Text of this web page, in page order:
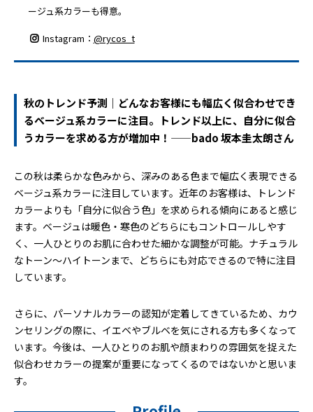
ージュ系カラーも得意。
Instagram： @rycos_t
秋のトレンド予測｜どんなお客様にも幅広く似合わせでき
るベージュ系カラーに注目。トレンド以上に、自分に似合
うカラーを求める方が増加中！——bado 坂本圭太朗さん
この秋は柔らかな色みから、深みのある色まで幅広く表現できる
ベージュ系カラーに注目しています。近年のお客様は、トレンド
カラーよりも「自分に似合う色」を求められる傾向にあると感じ
ます。ベージュは暖色・寒色のどちらにもコントロールしやす
く、一人ひとりのお肌に合わせた細かな調整が可能。ナチュラル
なトーン〜ハイトーンまで、どちらにも対応できるので特に注目
しています。
さらに、パーソナルカラーの認知が定着してきているため、カウ
ンセリングの際に、イエベやブルベを気にされる方も多くなって
います。今後は、一人ひとりのお肌や顔まわりの雰囲気を捉えた
似合わせカラーの提案が重要になってくるのではないかと思いま
す。